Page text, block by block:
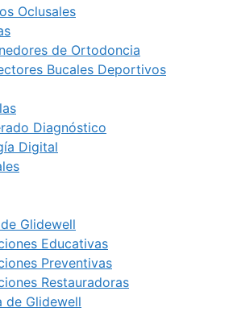
Oclusales
de Ortodoncia
Bucales Deportivos
Diagnóstico
Digital
Glidewell
Educativas
Preventivas
Restauradoras
de Glidewell